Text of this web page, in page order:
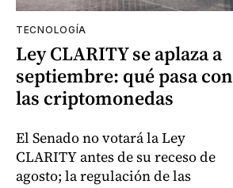
TECNOLOGÍA
Ley CLARITY se aplaza a
septiembre: qué pasa con
las criptomonedas
El Senado no votará la Ley
CLARITY antes de su receso de
agosto; la regulación de las